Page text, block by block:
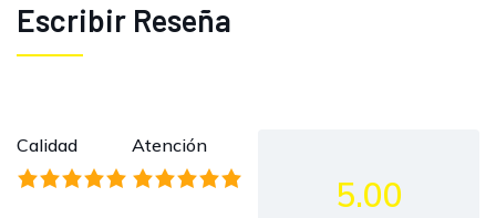
Escribir Reseña
Calidad Atención
5.00